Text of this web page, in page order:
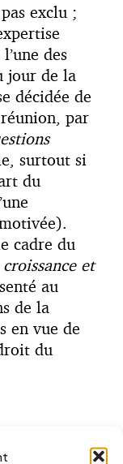
exclu ;
des
jour de la
décidée de
par
surtout si
du
cadre du
et
au
de la
en vue de
du